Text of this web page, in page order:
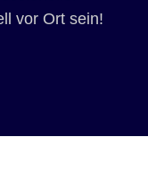
vor Ort sein!